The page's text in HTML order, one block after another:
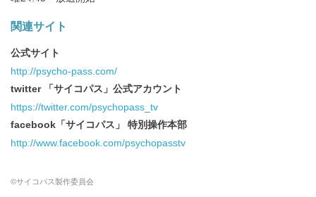
関連サイト
公式サイト
http://psycho-pass.com/
twitter 「サイコパス」公式アカウント
https://twitter.com/psychopass_tv
facebook「サイコパス」 特別操作本部
http://www.facebook.com/psychopasstv
©サイコパス製作委員会